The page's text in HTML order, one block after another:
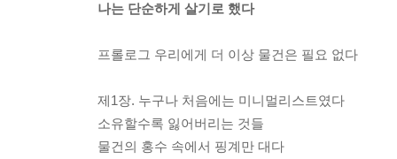
나는 단순하게 살기로 했다
프롤로그 우리에게 더 이상 물건은 필요 없다
제1장. 누구나 처음에는 미니멀리스트였다
소유할수록 잃어버리는 것들
물건의 홍수 속에서 핑계만 대다